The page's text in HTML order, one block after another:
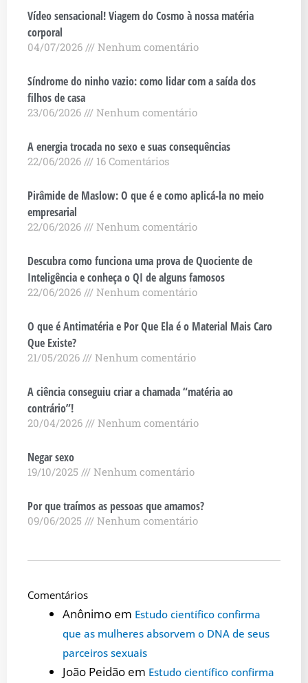
Vídeo sensacional! Viagem do Cosmo à nossa matéria
corporal
04/07/2026 Nenhum comentário
Síndrome do ninho vazio: como lidar com a saída dos
filhos de casa
23/06/2026 Nenhum comentário
A energia trocada no sexo e suas consequências
22/06/2026 16 Comentários
Pirâmide de Maslow: O que é e como aplicá-la no meio
empresarial
22/06/2026 Nenhum comentário
Descubra como funciona uma prova de Quociente de
Inteligência e conheça o QI de alguns famosos
22/06/2026 Nenhum comentário
O que é Antimatéria e Por Que Ela é o Material Mais Caro
Que Existe?
21/05/2026 Nenhum comentário
A ciência conseguiu criar a chamada “matéria ao
contrário”!
20/04/2026 Nenhum comentário
Negar sexo
19/10/2025 Nenhum comentário
Por que traímos as pessoas que amamos?
09/06/2025 Nenhum comentário
Comentários
Anônimo em Estudo científico confirma
que as mulheres absorvem o DNA de seus
parceiros sexuais
João Peidão em Estudo científico confirma